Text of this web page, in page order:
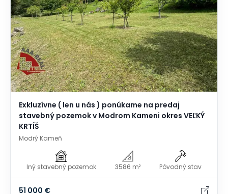
Exkluzívne ( len u nás ) ponúkame na predaj
stavebný pozemok v Modrom Kameni okres VEĽKÝ
KRTÍŠ
Modrý Kameň
Iný stavebný pozemok 3586 m² Pôvodný stav
51 000 €